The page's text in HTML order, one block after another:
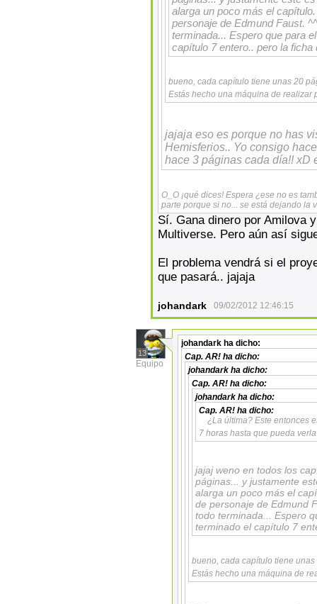
alarga un poco más el
personaje de Edmund Faust.
terminada... Espero que para
capítulo 7 entero.. pero la ficha
bueno, cada capítulo tiene unas 20
Estás hecho una máquina de realizar
jajaja eso es porque no has
Hemisferios.. Yo consigo
hace 3 páginas cada día!! xD
O_O ¡qué dices! Espera ¿ese no es
parte porque si no... se está dejando la
Sí. Gana dinero por Amilova
Multiverse. Pero aún así
El problema vendrá si el
que pasará.. jajaja
johandark 09/02/2012 12:46:15
13
Equipo
johandark ha dicho:
Cap. AR! ha dicho:
johandark ha dicho:
Cap. AR! ha dicho:
johandark ha dicho:
Cap. AR! ha dicho:
¿La última? Este entonces
7 horas hasta que pueda
jajaj weno en todos los
páginas... y justamente
alarga un poco más el
de personaje de Edmund
todo terminada... Espero
terminado el capítulo 7
bueno, cada capítulo tiene
Estás hecho una máquina de